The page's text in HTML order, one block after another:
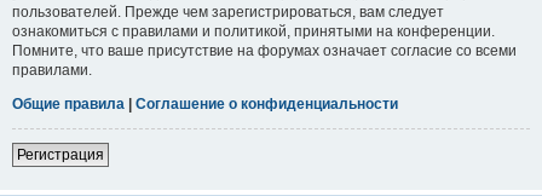
пользователей. Прежде чем зарегистрироваться, вам следует
ознакомиться с правилами и политикой, принятыми на конференции.
Помните, что ваше присутствие на форумах означает согласие со всеми
правилами.
Общие правила | Соглашение о конфиденциальности
Регистрация